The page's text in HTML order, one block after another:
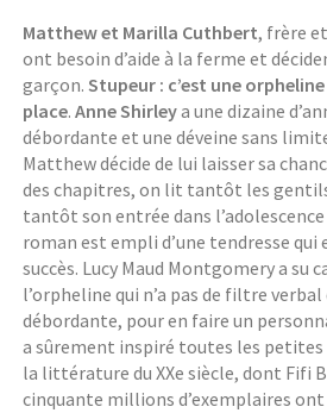
Matthew et Marilla Cuthbert, frère
ont besoin d’aide à la ferme et
garçon.Stupeur : c’est une
place.Anne Shirleya une dizaine
débordante et une déveine sans
Matthew décide de lui laisser sa
des chapitres, on lit tantôt les
tantôt son entrée dans l’adolescence
roman est empli d’une tendresse qui
succès. Lucy Maud Montgomery a su
l’orpheline qui n’a pas de filtre
débordante, pour en faire un
a sûrement inspiré toutes les petites
la littérature du XXe siècle, dont Fifi
cinquante millions d’exemplaires ont